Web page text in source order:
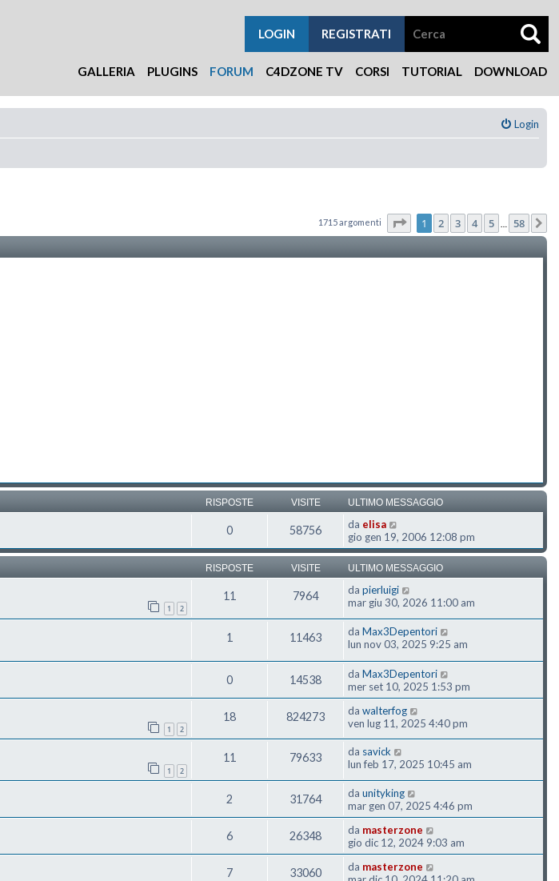
GALLERIA PLUGINS FORUM C4DZONE TV CORSI TUTORIAL DOWNLOAD
REGISTRATI
LOGIN
Login
1715 argomenti Pagina di 58
1 2 3 4 5 58
RISPOSTE VISITE ULTIMO MESSAGGIO
0 58756 da elisa
gio gen 19, 2006 12:08 pm
RISPOSTE VISITE ULTIMO MESSAGGIO
1 2
11 7964 da pierluigi
mar giu 30, 2026 11:00 am
1 11463 da Max3Depentori
lun nov 03, 2025 9:25 am
0 14538 da Max3Depentori
mer set 10, 2025 1:53 pm
1 2
18 824273 da walterfog
ven lug 11, 2025 4:40 pm
1 2
11 79633 da savick
lun feb 17, 2025 10:45 am
2 31764 da unityking
mar gen 07, 2025 4:46 pm
6 26348 da masterzone
gio dic 12, 2024 9:03 am
7 33060 da masterzone